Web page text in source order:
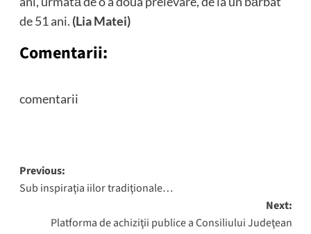
de 51 ani. (Lia Matei)
Comentarii:
comentarii
Post
navigation
Previous:
Sub inspiraţia iilor tradiţionale…
Next:
Platforma de achiziţii publice a Consiliului Judeţean